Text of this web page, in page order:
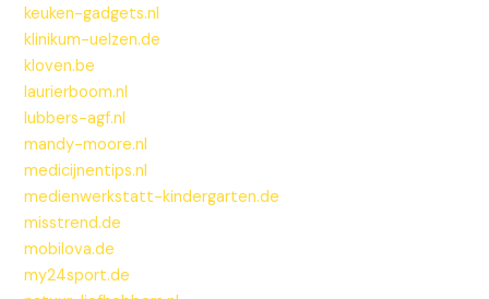
keuken-gadgets.nl
klinikum-uelzen.de
kloven.be
laurierboom.nl
lubbers-agf.nl
mandy-moore.nl
medicijnentips.nl
medienwerkstatt-kindergarten.de
misstrend.de
mobilova.de
my24sport.de